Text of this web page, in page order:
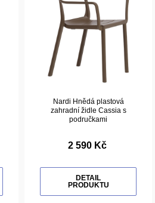
Nardi Hnědá plastová
zahradní židle Cassia s
područkami
2 590 Kč
DETAIL
PRODUKTU